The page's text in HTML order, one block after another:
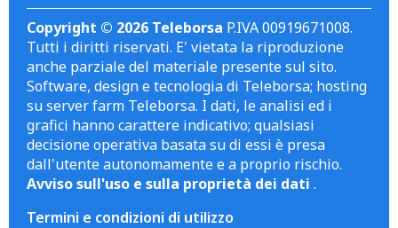
Copyright © 2026 Teleborsa P.IVA 00919671008.
Tutti i diritti riservati. E' vietata la riproduzione
anche parziale del materiale presente sul sito.
Software, design e tecnologia di Teleborsa; hosting
su server farm Teleborsa. I dati, le analisi ed i
grafici hanno carattere indicativo; qualsiasi
decisione operativa basata su di essi è presa
dall'utente autonomamente e a proprio rischio.
Avviso sull'uso e sulla proprietà dei dati .
Termini e condizioni di utilizzo